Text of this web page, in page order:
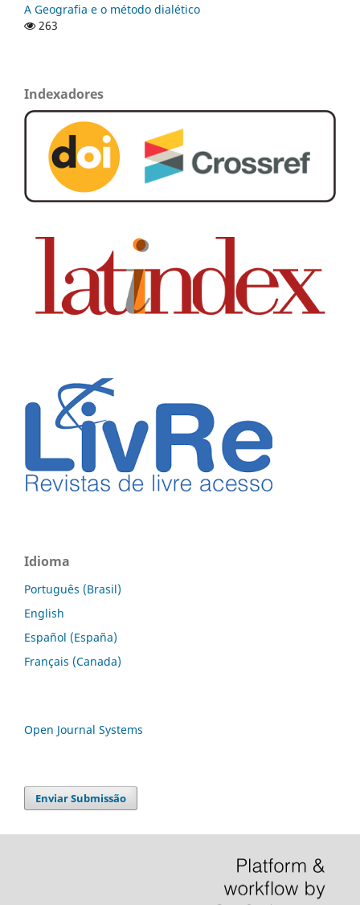
A Geografia e o método dialético
263
Indexadores
Idioma
Português (Brasil)
English
Español (España)
Français (Canada)
Open Journal Systems
Enviar Submissão